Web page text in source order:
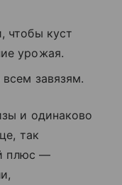
чтобы куст
урожая.
завязям.
и одинаково
так
плюс —